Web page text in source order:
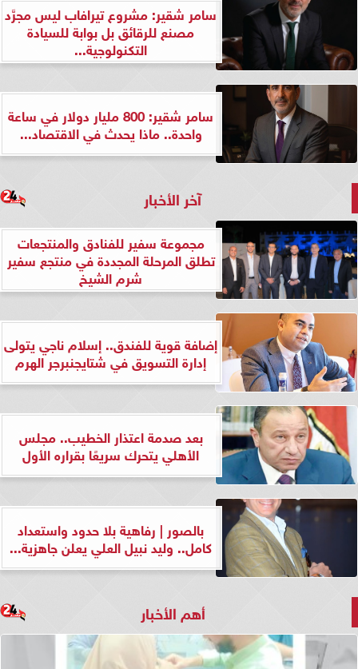
سامر شقير: مشروع تيرافاب ليس مجرَّد
مصنع للرقائق بل بوابة للسيادة
التكنولوجية...
سامر شقير: 800 مليار دولار في ساعة
واحدة.. ماذا يحدث في الاقتصاد...
آخر الأخبار
مجموعة سفير للفنادق والمنتجعات
تطلق المرحلة المجددة في منتجع سفير
شرم الشيخ
إضافة قوية للفندق.. إسلام ناجي يتولى
إدارة التسويق في شتايجنبرجر الهرم
بعد صدمة اعتذار الخطيب.. مجلس
الأهلي يتحرك سريعًا بقراره الأول
بالصور | رفاهية بلا حدود واستعداد
كامل.. وليد نبيل العلي يعلن جاهزية...
أهم الأخبار